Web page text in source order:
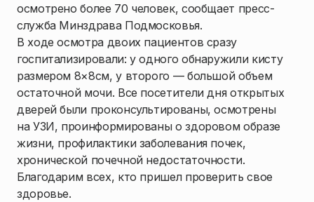
осмотрено более 70 человек, сообщает пресс-
служба Минздрава Подмосковья.
В ходе осмотра двоих пациентов сразу
госпитализировали: у одного обнаружили кисту
размером 8×8см, у второго — большой объем
остаточной мочи. Все посетители дня открытых
дверей были проконсультированы, осмотрены
на УЗИ, проинформированы о здоровом образе
жизни, профилактики заболевания почек,
хронической почечной недостаточности.
Благодарим всех, кто пришел проверить свое
здоровье.